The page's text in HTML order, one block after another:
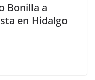
Bonilla a
en Hidalgo